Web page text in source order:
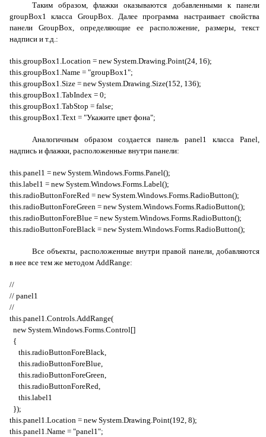
Таким образом, флажки оказываются добавленными к панели
groupBox1 класса GroupBox. Далее программа настраивает свойства
панели GroupBox, определяющие ее расположение, размеры, текст
надписи и т.д.:
this.groupBox1.Location = new System.Drawing.Point(24, 16);
this.groupBox1.Name = "groupBox1";
this.groupBox1.Size = new System.Drawing.Size(152, 136);
this.groupBox1.TabIndex = 0;
this.groupBox1.TabStop = false;
this.groupBox1.Text = "Укажите цвет фона";
Аналогичным образом создается панельpanel1 классаPanel,
надпись и флажки, расположенные внутри панели:
this.panel1 = new System.Windows.Forms.Panel();
this.label1 = new System.Windows.Forms.Label();
this.radioButtonForeRed = new System.Windows.Forms.RadioButton();
this.radioButtonForeGreen = new System.Windows.Forms.RadioButton();
this.radioButtonForeBlue = new System.Windows.Forms.RadioButton();
this.radioButtonForeBlack = new System.Windows.Forms.RadioButton();
Все объекты, расположенные внутри правой панели, добавляются
в нее все тем же методом AddRange:
//
// panel1
//
this.panel1.Controls.AddRange(
new System.Windows.Forms.Control[]
{
this.radioButtonForeBlack,
this.radioButtonForeBlue,
this.radioButtonForeGreen,
this.radioButtonForeRed,
this.label1
});
this.panel1.Location = new System.Drawing.Point(192, 8);
this.panel1.Name = "panel1";